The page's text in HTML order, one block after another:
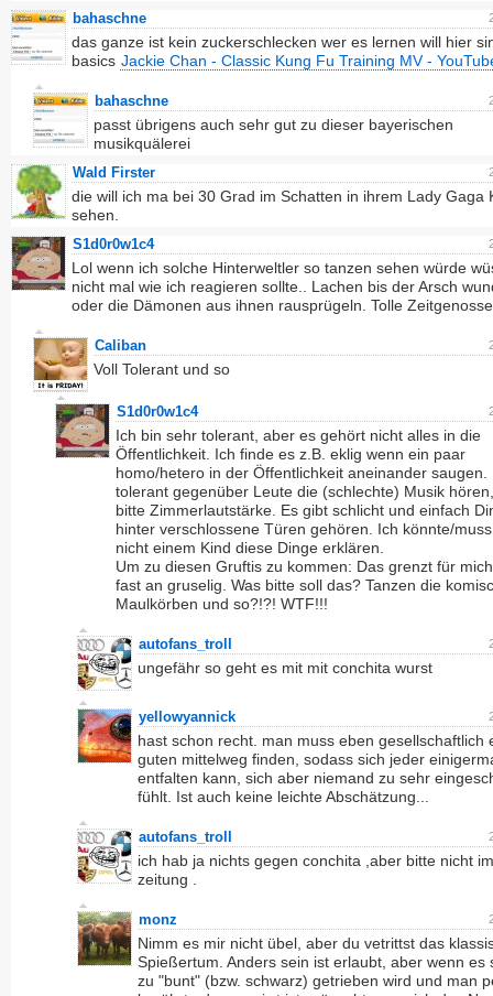
bahaschne
das ganze ist kein zuckerschlecken wer es lernen will hier
basics Jackie Chan - Classic Kung Fu Training MV -
bahaschne
passt übrigens auch sehr gut zu dieser bayerischen
musikquälerei
Wald Firster
die will ich ma bei 30 Grad im Schatten in ihrem Lady Gaga
sehen.
S1d0r0w1c4
Lol wenn ich solche Hinterweltler so tanzen sehen würde
nicht mal wie ich reagieren sollte.. Lachen bis der Arsch
oder die Dämonen aus ihnen rausprügeln. Tolle
Caliban
Voll Tolerant und so
S1d0r0w1c4
Ich bin sehr tolerant, aber es gehört nicht alles in die
Öffentlichkeit. Ich finde es z.B. eklig wenn ein paar
homo/hetero in der Öffentlichkeit aneinander saugen.
tolerant gegenüber Leute die (schlechte) Musik
bitte Zimmerlautstärke. Es gibt schlicht und einfach
hinter verschlossene Türen gehören. Ich könnte/
nicht einem Kind diese Dinge erklären.
Um zu diesen Gruftis zu kommen: Das grenzt für
fast an gruselig. Was bitte soll das? Tanzen die
Maulkörben und so?!?! WTF!!!
autofans_troll
ungefähr so geht es mit mit conchita wurst
yellowyannick
hast schon recht. man muss eben gesellschaftlich
guten mittelweg finden, sodass sich jeder
entfalten kann, sich aber niemand zu sehr
fühlt. Ist auch keine leichte Abschätzung...
autofans_troll
ich hab ja nichts gegen conchita ,aber bitte nicht
zeitung .
monz
Nimm es mir nicht übel, aber du vetrittst das
Spießertum. Anders sein ist erlaubt, aber wenn es
zu "bunt" (bzw. schwarz) getrieben wird und man